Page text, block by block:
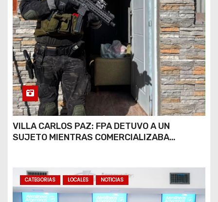
VILLA CARLOS PAZ: FPA DETUVO A UN
SUJETO MIENTRAS COMERCIALIZABA
CATEGORIAS LOCALES NOTICIAS